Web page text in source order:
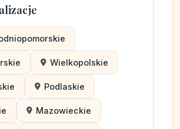
Wielkopolskie
Podlaskie
Mazowieckie